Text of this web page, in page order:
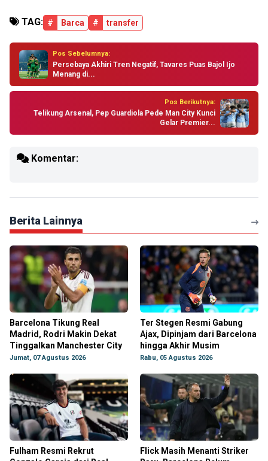
TAG: # Barca # transfer
Pos Sebelumnya:
Persebaya Akhiri Tren Negatif, Tavares Puas Bajol Ijo
Menang di...
Pos Berikutnya:
Telikung Arsenal, Pep Guardiola Pede Man City Kunci
Gelar Premier...
Komentar:
Berita Lainnya
Barcelona Tikung Real
Madrid, Rodri Makin Dekat
Tinggalkan Manchester City
Jumat, 07 Agustus 2026
Ter Stegen Resmi Gabung
Ajax, Dipinjam dari Barcelona
hingga Akhir Musim
Rabu, 05 Agustus 2026
Fulham Resmi Rekrut
Flick Masih Menanti Striker